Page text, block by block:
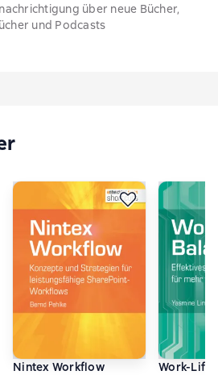
über neue Bücher,
und Podcasts
Nintex Workflow
Work-